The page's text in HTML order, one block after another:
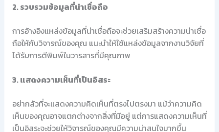
2. รวบรวมข้อมูลที่น่าเชื่อถือ
การอ้างอิงแหล่งข้อมูลที่น่าเชื่อถือจะช่วยเสริมสร้างความน่าเชื่อ
ถือให้กับวิจารณ์ของคุณ แนะนำให้ใช้แหล่งข้อมูลจากงานวิจัยที่
ได้รับการตีพิมพ์ในวารสารที่มีคุณภาพ
3. แสดงความเห็นที่เป็นอิสระ
อย่ากลัวที่จะแสดงความคิดเห็นที่ตรงไปตรงมา แม้ว่าความคิด
เห็นของคุณอาจแตกต่างจากสิ่งที่มีอยู่ แต่การแสดงความเห็นที่
เป็นอิสระจะช่วยให้วิจารณ์ของคุณมีความน่าสนใจมากขึ้น